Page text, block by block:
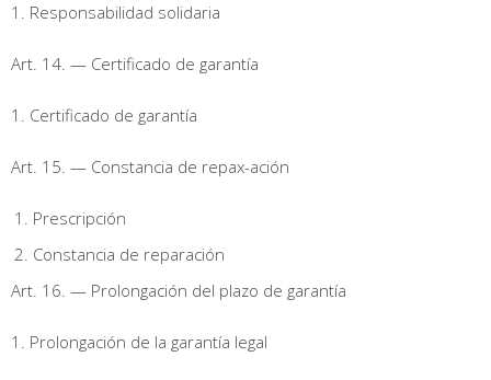
1. Responsabilidad solidaria
Art. 14. — Certificado de garantía
1. Certificado de garantía
Art. 15. — Constancia de repax-ación
Prescripción
Constancia de reparación
Art. 16. — Prolongación del plazo de garantía
1. Prolongación de la garantía legal